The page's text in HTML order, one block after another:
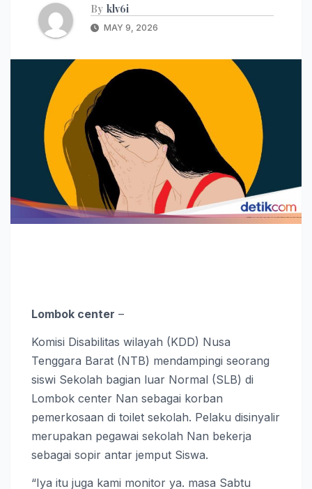
By klv6i
MAY 9, 2026
Lombok center –
Komisi Disabilitas wilayah (KDD) Nusa
Tenggara Barat (NTB) mendampingi seorang
siswi Sekolah bagian luar Normal (SLB) di
Lombok center Nan sebagai korban
pemerkosaan di toilet sekolah. Pelaku disinyalir
merupakan pegawai sekolah Nan bekerja
sebagai sopir antar jemput Siswa.
“Iya itu juga kami monitor ya. masa Sabtu